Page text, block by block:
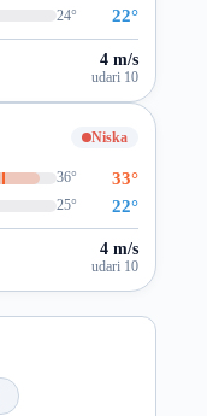
24° 22°
4 m/s
udari 10
Niska
36° 33°
25° 22°
4 m/s
udari 10